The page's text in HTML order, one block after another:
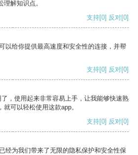
解知识点。
支持[0] 反对[0]
以给你提供最高速度和安全性的连接，并帮
支持[0] 反对[0]
，使用起来非常容易上手，让我能够快速熟
可以轻松使用这款app。
支持[0] 反对[0]
经为我们带来了无限的隐私保护和安全性保